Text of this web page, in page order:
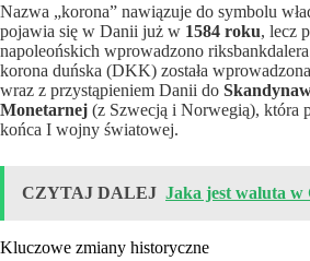
Nazwa „korona” nawiązuje do symbolu
pojawia się w Danii już w 1584 roku, lecz
napoleońskich wprowadzono
korona duńska (DKK) została
wraz z przystąpieniem Danii do
Monetarnej (z Szwecją i Norwegią), która
końca I wojny światowej.
CZYTAJ DALEJ Jaka jest waluta w
Kluczowe zmiany historyczne